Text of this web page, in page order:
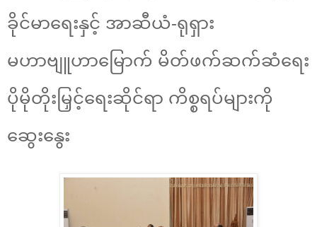
ခိုင်မာရေးနှင့် အာဆီယံ-ရုရှား
မဟာဗျူဟာမြောက် မိတ်ဖက်ဆက်ဆံရေး
ပိုမိုတိုးမြှင့်ရေးဆိုင်ရာ ကိစ္စရပ်များကို
ဆွေးနွေး